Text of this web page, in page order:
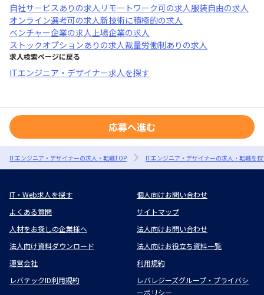
自社サービスあり の求人 リモートワーク可の求人服装自由の求人
オンライン選考可の求人新技術に積極的の求人
ベンチャー企業の求人上場企業の求人
ストックオプションあり の求人裁量労働制あり の求人
求人検索ページに戻る
ITエンジニア・デザイナー求人を探す
応募へ進む
ITエンジニア・デザイナーの求人・転職TOP ITエンジニア・デザイナーの求人・転職を
IT・Web求人を探す
個人向けお問い合わせ
よくある質問
サイトマップ
人材をお探しの企業様へ
法人向けお問い合わせ
法人向け資料ダウンロード
法人向けお役立ち資料一覧
運営会社
利用規約
レバテックID利用規約
レバレジーズグループ・プライバシ
ーポリシー